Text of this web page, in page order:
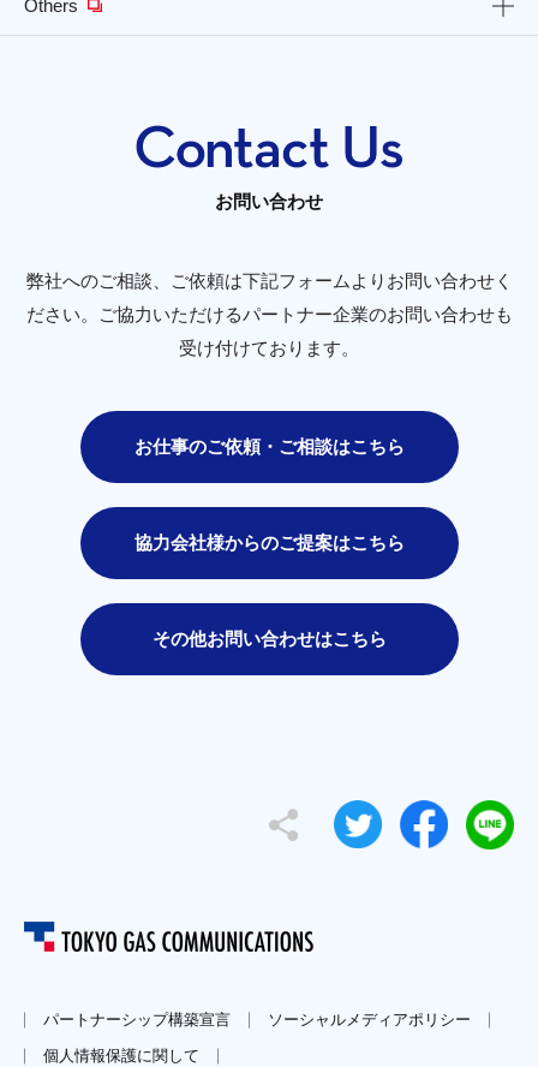
Others
お問い合わせ
弊社へのご相談、ご依頼は下記フォームよりお問い合わせく
ださい。
ご協力いただけるパートナー企業のお問い合わせも
受け付けております。
お仕事のご依頼・ご相談はこちら
協力会社様からのご提案はこちら
その他お問い合わせはこちら
パートナーシップ構築宣言
ソーシャルメディアポリシー
個人情報保護に関して